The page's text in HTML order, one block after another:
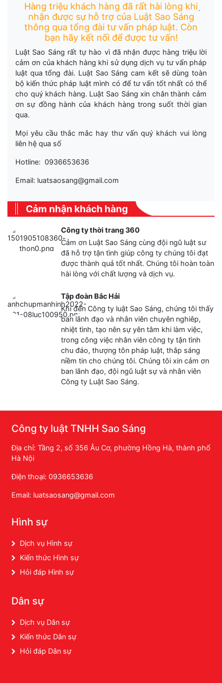
Hàng triệu khách hàng đã rất hài lòng khi
nhận được sự hỗ trợ của Luật Sao Sáng
thông qua tổng đài tư vấn pháp luật. Còn
bạn hãy kết nối để được tư vấn!
Luật Sao Sáng rất tự hào vì đã nhận được hàng triệu lời
cảm ơn của khách hàng khi sử dụng dịch vụ tư vấn pháp
luật qua tổng đài. Luật Sao Sáng cam kết sẽ dùng toàn
bộ kiến thức pháp luật mình có để tư vấn tốt nhất có thể
cho quý khách hàng. Luật Sao Sáng xin chân thành cảm
ơn sự đồng hành của khách hàng trong suốt thời gian
qua.
Mọi yêu cầu thắc mắc hay thư vấn quý khách vui lòng
liên hệ qua số
Hotline: 0936653636
Email: luatsaosang@gmail.com
Cảm nhận khách hàng
Công ty thời trang 360
Cảm ơn Luật Sao Sáng cùng đội ngũ luật sư
đã hỗ trợ tận tình giúp công ty chúng tôi đạt
được thành quả tốt nhất. Chúng tôi hoàn toàn
hài lòng với chất lượng và dịch vụ.
Tập đoàn Bắc Hải
Khi đến Công ty luật Sao Sáng, chúng tôi thấy
ban lãnh đạo và nhân viên chuyên nghiêp,
nhiệt tình, tạo nên sự yên tâm khi làm việc,
trong công việc nhân viên công ty tận tình
chu đáo, thượng tôn pháp luật, thắp sáng
niềm tin cho chúng tôi. Chúng tôi xin cảm ơn
ban lãnh đạo, đội ngũ luật sự và nhân viên
Công ty Luật Sao Sáng.
Công ty luật TNHH Sao Sáng
Địa chỉ: Tầng 2, số 356 Âu Cơ, phường Hồng Hà, thành phố
Hà Nội
Điện thoại: 0936653636
Email: luatsaosang@gmail.com
Hình sự
Dịch vụ Hình sự
Kiến thức Hình sự
Hỏi đáp Hình sự
Dân sự
Dịch vụ Dân sự
Kiến thức Dân sự
Hỏi đáp Dân sự
.